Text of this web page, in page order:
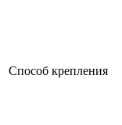
Способ крепления